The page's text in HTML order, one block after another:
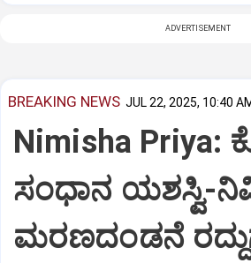
ADVERTISEMENT
BREAKING NEWS JUL 22, 2025, 10:40
Nimisha Priya:
ಸಂಧಾನ ಯಶಸ್ವಿ-
ಮರಣದಂಡನೆ